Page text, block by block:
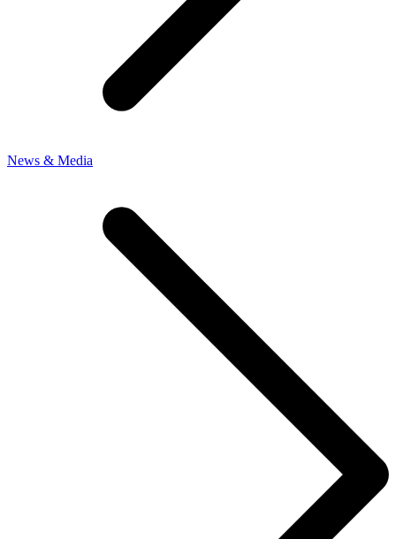
News & Media